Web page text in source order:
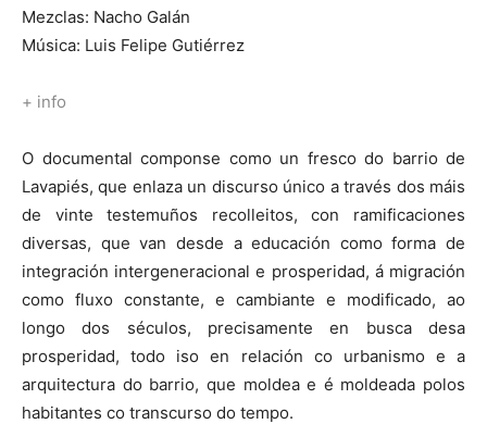
Mezclas: Nacho Galán
Música: Luis Felipe Gutiérrez
+ info
O documental componse como un fresco do barrio de
Lavapiés, que enlaza un discurso único a través dos máis
de vinte testemuños recolleitos, con ramificaciones
diversas, que van desde a educación como forma de
integración intergeneracional e prosperidad, á migración
como fluxo constante, e cambiante e modificado, ao
longo dos séculos, precisamente en busca desa
prosperidad, todo iso en relación co urbanismo e a
arquitectura do barrio, que moldea e é moldeada polos
habitantes co transcurso do tempo.